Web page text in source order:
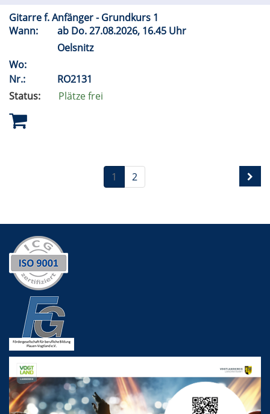
Gitarre f. Anfänger - Grundkurs 1
Wann:
ab Do.27.08.2026, 16.45 Uhr
Oelsnitz
Wo:
Nr.:
RO2131
Status:
Plätze frei
1 2